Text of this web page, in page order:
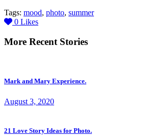
Tags: mood, photo, summer
0 Likes
More Recent Stories
Mark and Mary Experience.
August 3, 2020
21 Love Story Ideas for Photo.